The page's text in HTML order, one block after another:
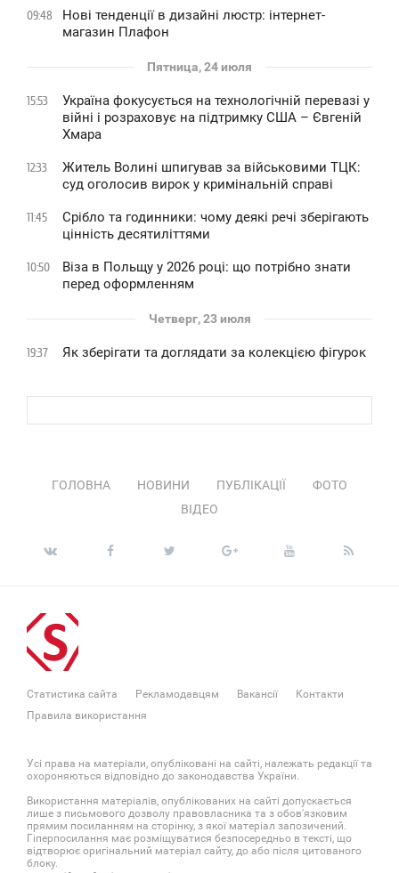
09:48
Нові тенденції в дизайні люстр: інтернет-
магазин Плафон
Пятница, 24 июля
15:53
Україна фокусується на технологічній перевазі у
війні і розраховує на підтримку США – Євгеній
Хмара
12:33
Житель Волині шпигував за військовими ТЦК:
суд оголосив вирок у кримінальній справі
11:45
Срібло та годинники: чому деякі речі зберігають
цінність десятиліттями
10:50
Віза в Польщу у 2026 році: що потрібно знати
перед оформленням
Четверг, 23 июля
19:37 Як зберігати та доглядати за колекцією фігурок
ГОЛОВНА НОВИНИ ПУБЛІКАЦІЇ
ФОТО
ВІДЕО
Статистика сайта Рекламодавцям Вакансії
Контакти
Правила використання
Усі права на матеріали, опубліковані на сайті, належать редакції та
охороняються відповідно до законодавства України.
Використання матеріалів, опублікованих на сайті допускається
лише з письмового дозволу правовласника та з обов'язковим
прямим посиланням на сторінку, з якої матеріал запозичений.
Гіперпосилання має розміщуватися безпосередньо в тексті, що
відтворює оригінальний матеріал сайту, до або після цитованого
блоку.